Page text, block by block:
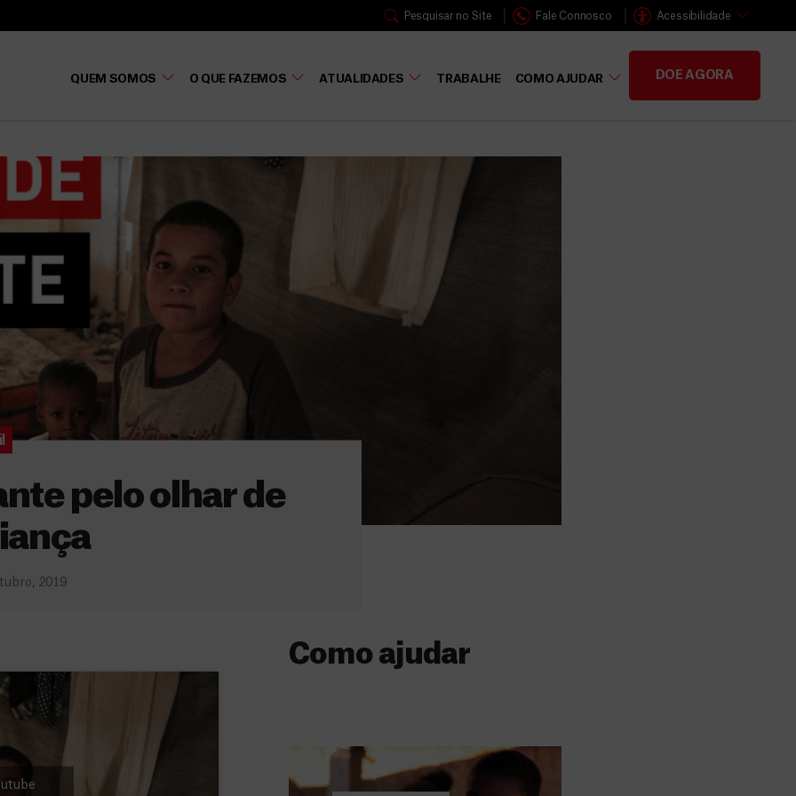
Pesquisar no Site Fale Connosco Acessibilidade
QUEM SOMOS O QUE FAZEMOS ATUALIDADES TRABALHE COMO AJUDAR DOE AGORA
pelo olhar de
2019
Como ajudar
ajuda-nos a levar cuidados médicos
a quem mais precisa.